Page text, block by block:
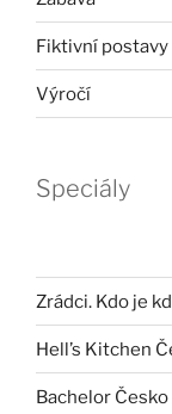
Fiktivní postavy
Výročí
Speciály
Zrádci. Kdo je
Hell’s Kitchen
Bachelor